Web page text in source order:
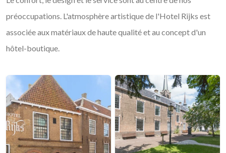
préoccupations. L'atmosphère artistique de l'Hotel Rijks est
associée aux matériaux de haute qualité et au concept d'un
hôtel-boutique.